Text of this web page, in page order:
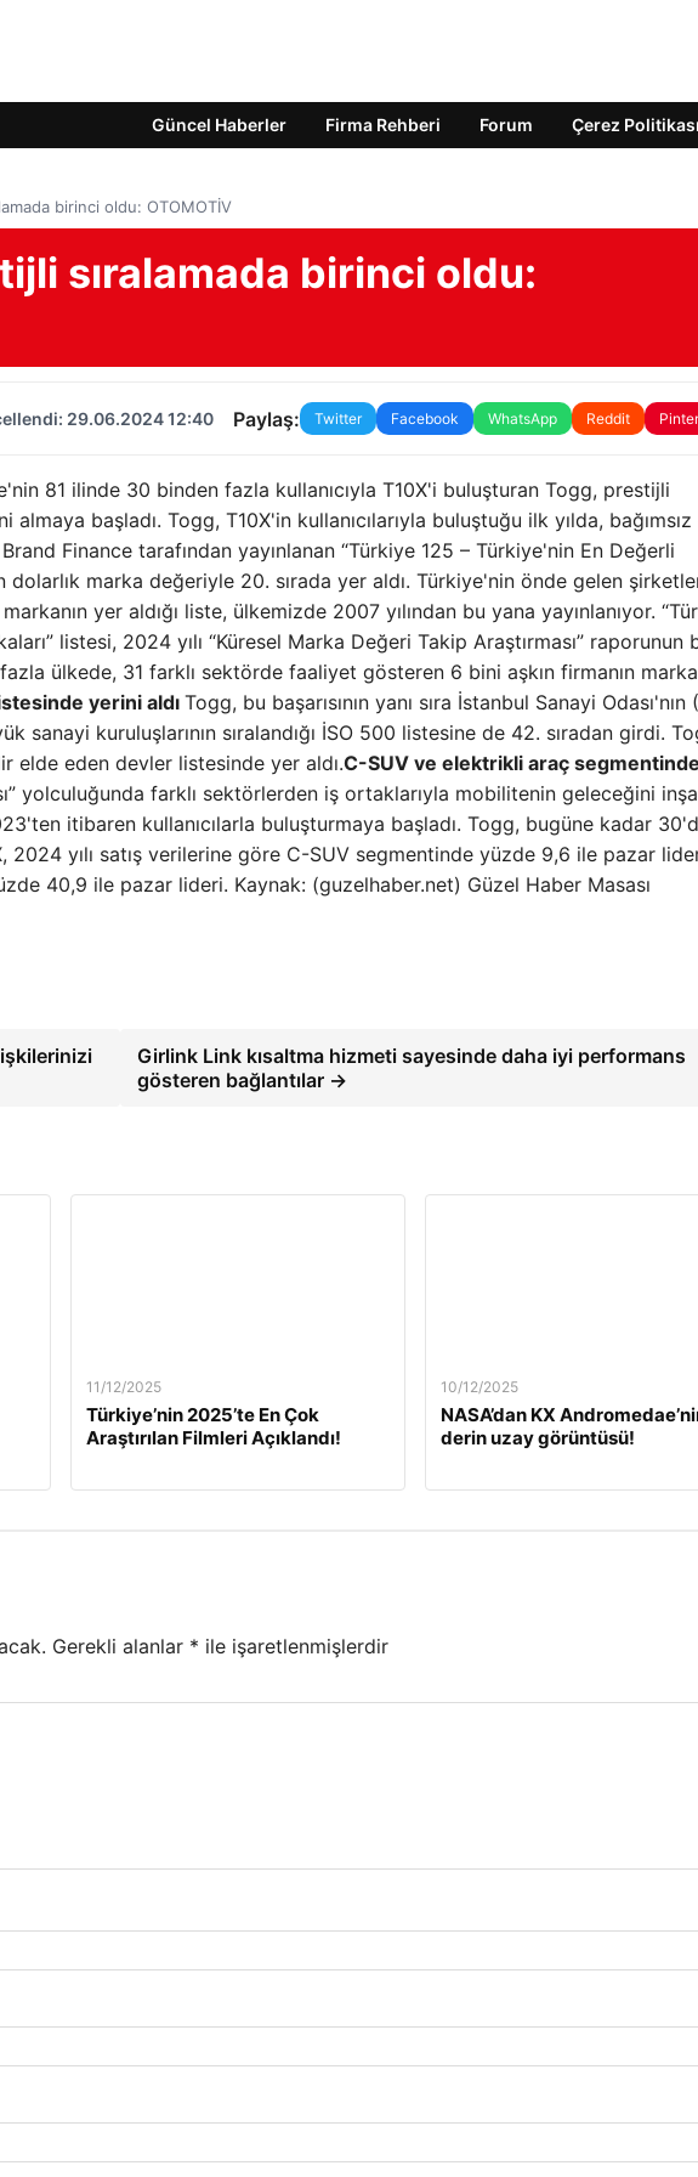
Güncel Haberler Firma Rehberi Forum Çerez Politikası
birinci oldu: OTOMOTİV
sıralamada birinci oldu:
29.06.2024 12:40 Paylaş: Twitter Facebook WhatsApp Reddit
81 ilinde 30 binden fazla kullanıcıyla T10X'i buluşturan Togg, prestijli
almaya başladı. Togg, T10X'in kullanıcılarıyla buluştuğu ilk yılda,
Finance tarafından yayınlanan “Türkiye 125 – Türkiye'nin En Değerli
dolarlık marka değeriyle 20. sırada yer aldı. Türkiye'nin önde gelen
yer aldığı liste, ülkemizde 2007 yılından bu yana yayınlanıyor.
listesi, 2024 yılı “Küresel Marka Değeri Takip Araştırması” raporunun
ülkede, 31 farklı sektörde faaliyet gösteren 6 bini aşkın firmanın marka
yerini aldıTogg, bu başarısının yanı sıra İstanbul Sanayi Odası'nın
sanayi kuruluşlarının sıralandığı İSO 500 listesine de 42. sıradan girdi.
elde eden devler listesinde yer aldı.C-SUV ve elektrikli araç
yolculuğunda farklı sektörlerden iş ortaklarıyla mobilitenin geleceğini
itibaren kullanıcılarla buluşturmaya başladı. Togg, bugüne kadar
yılı satış verilerine göre C-SUV segmentinde yüzde 9,6 ile pazar
40,9 ile pazar lideri. Kaynak: (guzelhaber.net) Güzel Haber Masası
Girlink Link kısaltma hizmeti sayesinde daha iyi performans
gösteren bağlantılar →
11/12/2025
Türkiye’nin 2025’te En Çok
Araştırılan Filmleri Açıklandı!
10/12/2025
NASA’dan KX
derin uzay görüntüsü!
Gerekli alanlar * ile işaretlenmişlerdir